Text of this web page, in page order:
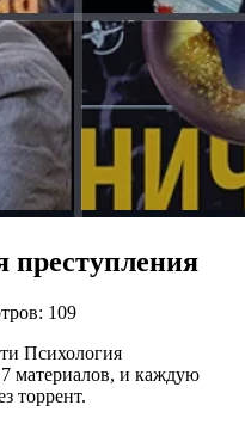
преступления
109
Психология
материалов, и каждую
торрент.